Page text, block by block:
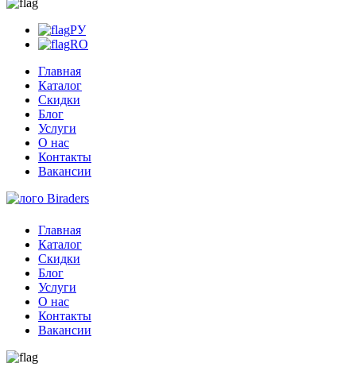
РУ
RO
Главная
Каталог
Скидки
Блог
Услуги
О нас
Контакты
Вакансии
Главная
Каталог
Скидки
Блог
Услуги
О нас
Контакты
Вакансии